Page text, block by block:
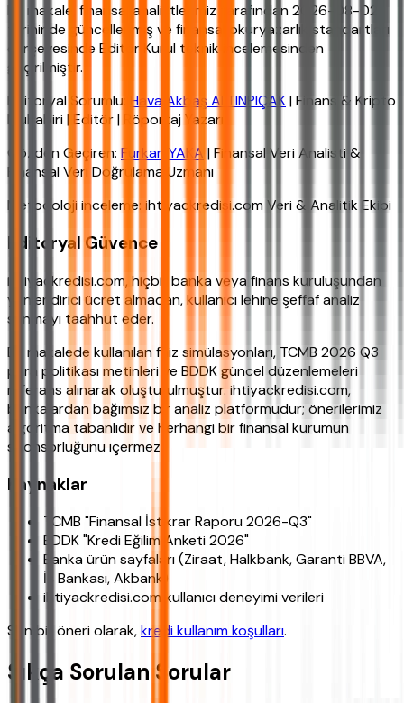
Bu makale, finansal analistlerimiz tarafından 2026-08-02
tarihinde güncellenmiş ve finansal okuryazarlık standartları
çerçevesinde Editör Kurul teknik incelemesinden
geçirilmiştir.
Editoryal Sorumlu: Hava Akbaş ALTINPIÇAK| Finans & Kripto
Muhabiri | Editör | Röportaj Yazarı
Gözden Geçiren: Furkan YAKA | Finansal Veri Analisti &
Finansal Veri Doğrulama Uzmanı
Metodoloji inceleme: ihtiyackredisi.com Veri & Analitik Ekibi
Editoryal Güvence
ihtiyackredisi.com, hiçbir banka veya finans kuruluşundan
yönlendirici ücret almadan, kullanıcı lehine şeffaf analiz
sunmayı taahhüt eder.
Bu makalede kullanılan faiz simülasyonları, TCMB 2026 Q3
para politikası metinleri ve BDDK güncel düzenlemeleri
referans alınarak oluşturulmuştur. ihtiyackredisi.com,
bankalardan bağımsız bir analiz platformudur; önerilerimiz
algoritma tabanlıdır ve herhangi bir finansal kurumun
sponsorluğunu içermez.
Kaynaklar
TCMB "Finansal İstikrar Raporu 2026-Q3"
BDDK "Kredi Eğilim Anketi 2026"
Banka ürün sayfaları (Ziraat, Halkbank, Garanti BBVA,
İş Bankası, Akbank)
ihtiyackredisi.com kullanıcı deneyimi verileri
Son bir öneri olarak,kredi kullanım koşulları.
Sıkça Sorulan Sorular